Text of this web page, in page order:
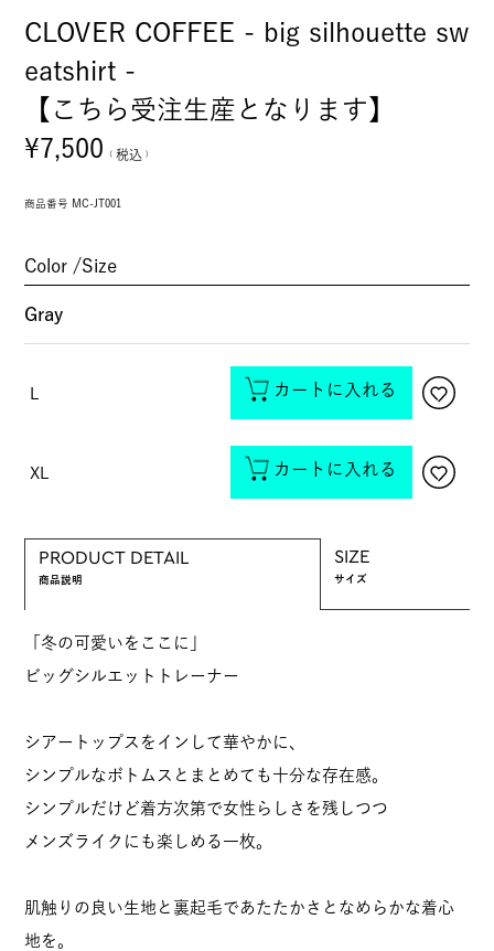
CLOVER COFFEE - big silhouette sw
eatshirt -
【こちら受注生産となります】
¥7,500 税込
商品番号 MC-JT001
Color Size
Gray
カートに入れる
XL カートに入れる
PRODUCT DETAIL
商品説明
SIZE
サイズ
「冬の可愛いをここに」
ビッグシルエットトレーナー
シアートップスをインして華やかに、
シンプルなボトムスとまとめても十分な存在感。
シンプルだけど着方次第で女性らしさを残しつつ
メンズライクにも楽しめる一枚。
肌触りの良い生地と裏起毛であたたかさとなめらかな着心
地を。